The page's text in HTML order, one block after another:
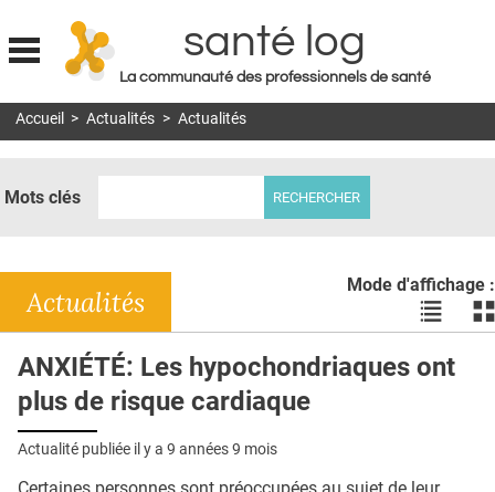
Jump to navigation
santé log
La communauté des professionnels de santé
MON COMPTE
DOSSIERS
RÉSEAUX
E-REVUE SAD
THÉMA
Accueil > Actualités > Actualités
Mots clés
Mode d'affichage :
Voir
les
en
les
Actualités
ANXIÉTÉ: Les hypochondriaques ont
plus de risque cardiaque
Actualité publiée il y a 9 années 9 mois